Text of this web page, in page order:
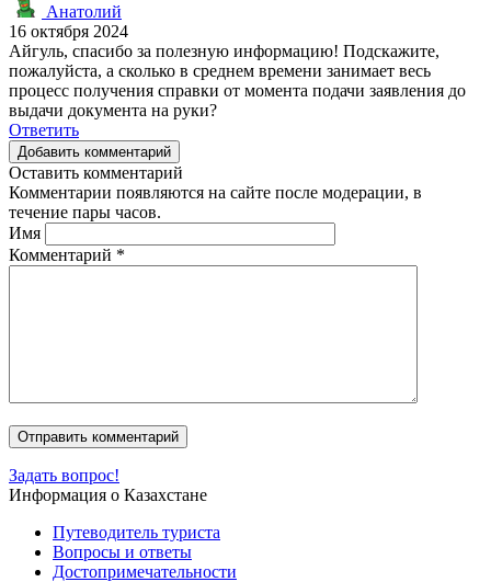
Анатолий
16 октября 2024
Айгуль, спасибо за полезную информацию! Подскажите,
пожалуйста, а сколько в среднем времени занимает весь
процесс получения справки от момента подачи заявления до
выдачи документа на руки?
Ответить
Добавить комментарий
Оставить комментарий
Комментарии появляются на сайте после модерации, в
течение пары часов.
Имя
Комментарий *
Задать вопрос!
Информация о Казахстане
Путеводитель туриста
Вопросы и ответы
Достопримечательности